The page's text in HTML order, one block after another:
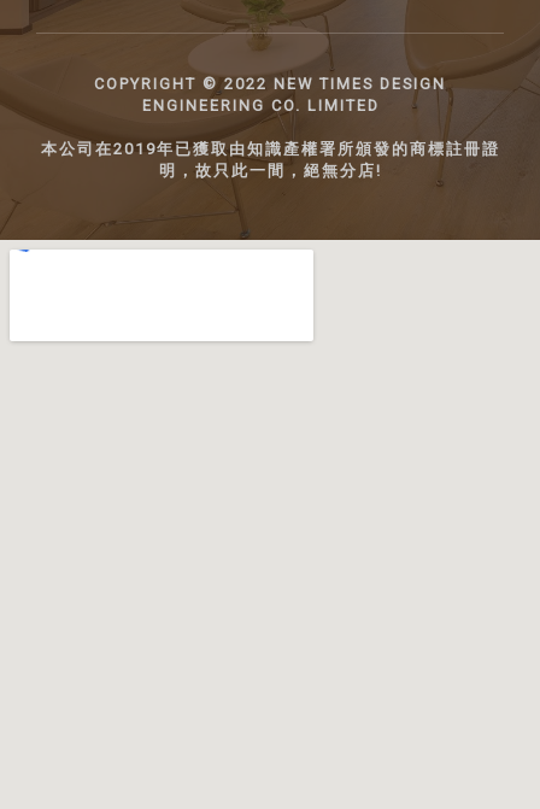
COPYRIGHT ©️ 2022 NEW TIMES DESIGN
ENGINEERING CO. LIMITED
本公司在2019年已獲取由知識產權署所頒發的商標註冊證
明，故只此一間，絕無分店!